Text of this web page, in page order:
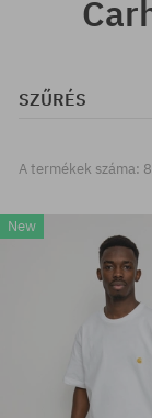
SZŰRÉS
A termékek száma:
New